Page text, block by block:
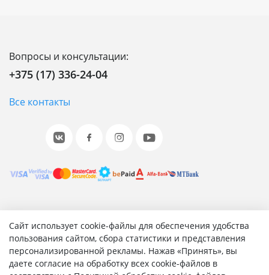
Сайт использует cookie-файлы для обеспечения удобства
пользования сайтом, сбора статистики и представления
персонализированной рекламы. Нажав «Принять», вы
даете согласие на обработку всех cookie-файлов в
Вопросы и консультации:
+375 (17) 336-24-04
Все контакты
© 2001-2026 «Битрикс», «1С-Битрикс». Работает на 1С-
Битрикс: Управление сайтом.
Согласие на обработку персональных данных
Отзыв согласия на обработку персональных данных